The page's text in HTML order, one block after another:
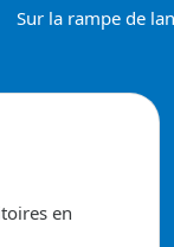
Sur la rampe de
en